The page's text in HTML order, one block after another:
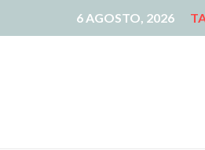
6 AGOSTO, 2026